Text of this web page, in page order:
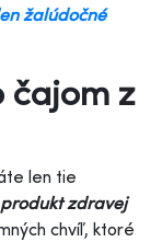
žalúdočné
čajom z
len tie
produkt zdravej
chvíľ, ktoré